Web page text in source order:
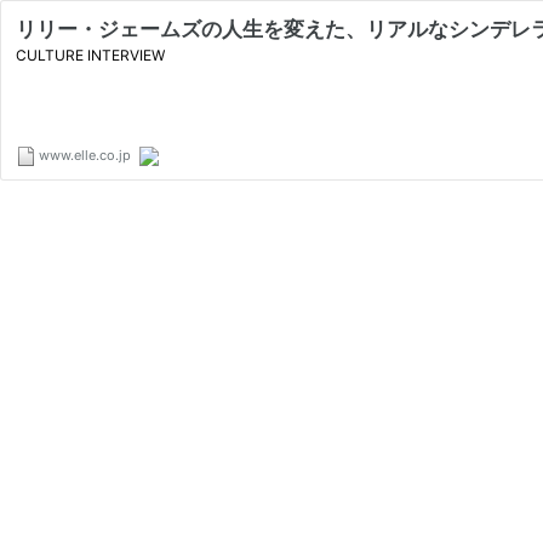
リリー・ジェームズの人生を変えた、リアルなシンデレ
CULTURE INTERVIEW
www.elle.co.jp